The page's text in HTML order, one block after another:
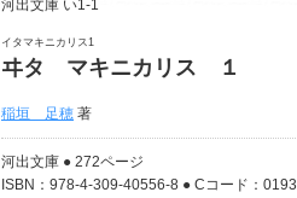
河出文庫 い1-1
イタマキニカリス1
ヰタ マキニカリス １
稲垣 足穂 著
河出文庫 ● 272ページ
ISBN：978-4-309-40556-8 ● Cコード：0193